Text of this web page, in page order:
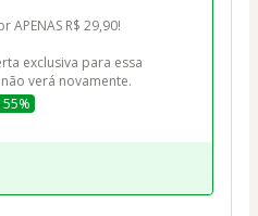
APENAS R$ 29,90!
exclusiva para essa
verá novamente.
55%